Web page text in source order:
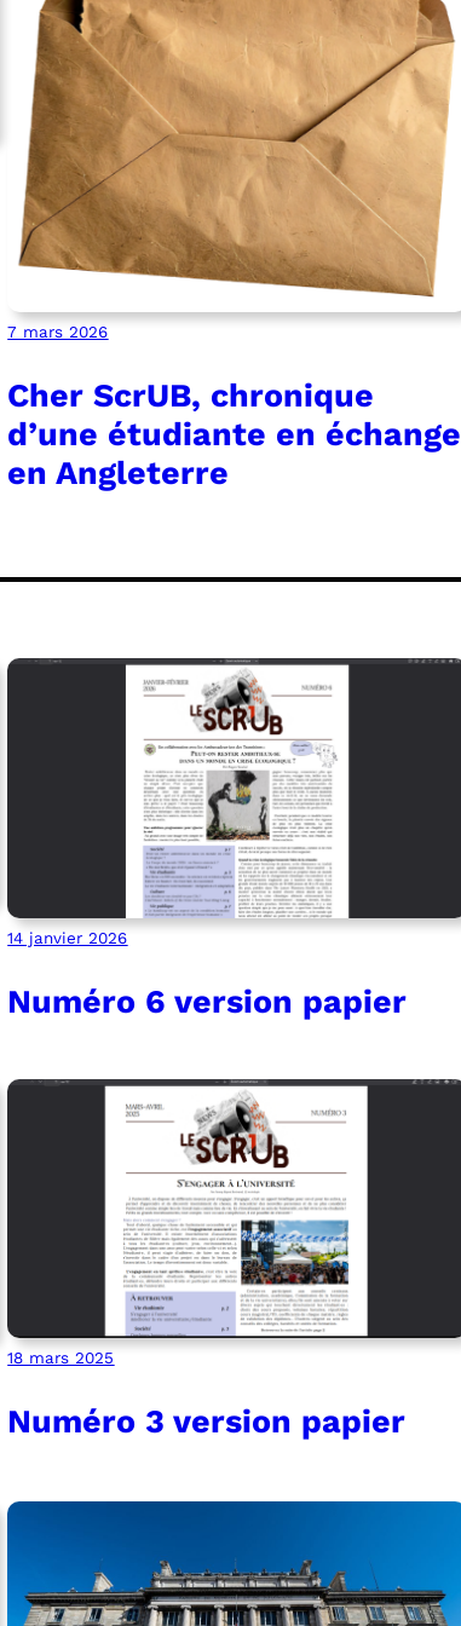
7 mars 2026
Cher ScrUB, chronique
d’une étudiante en échange
en Angleterre
14 janvier 2026
Numéro 6 version papier
18 mars 2025
Numéro 3 version papier